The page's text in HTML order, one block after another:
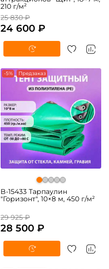
210 г/м²
25 830 ₽
24 600 ₽
-5% Предзаказ
B-15433 Тарпаулин
"Горизонт", 10×8 м, 450 г/м²
29 925 ₽
28 500 ₽